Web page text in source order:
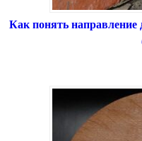
Как понять направление